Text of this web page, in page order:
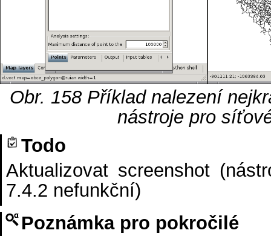
Obr. 158 Příklad nalezení
nástroje pro
Todo
Aktualizovat screenshot
7.4.2 nefunkční)
Poznámka pro pokročilé